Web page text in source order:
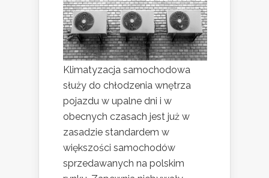
Klimatyzacja samochodowa
służy do chłodzenia wnętrza
pojazdu w upalne dni i w
obecnych czasach jest już w
zasadzie standardem w
większości samochodów
sprzedawanych na polskim